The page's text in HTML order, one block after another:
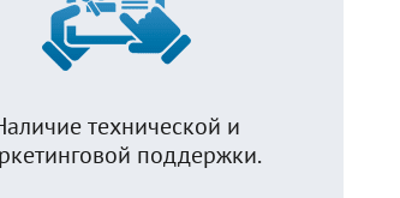
технической и
поддержки.